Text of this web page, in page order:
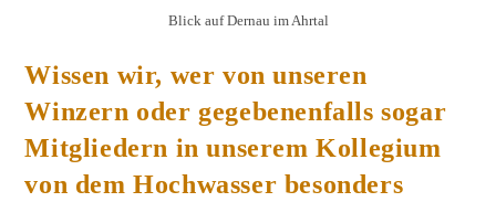
Blick auf Dernau im Ahrtal
Wissen wir, wer von unseren
Winzern oder gegebenenfalls sogar
Mitgliedern in unserem Kollegium
von dem Hochwasser besonders